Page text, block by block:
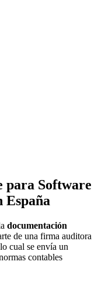
para Software
España
documentación
de una firma auditora
cual se envía un
contables